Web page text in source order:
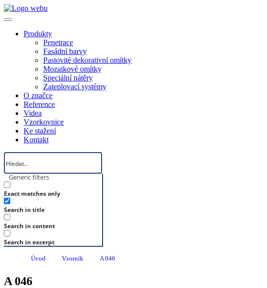
Produkty
Penetrace
Fasádní barvy
Pastovité dekorativní omítky
Mozaikové omítky
Speciální nátěry
Zateplovací systémy
O značce
Reference
Videa
Vzorkovnice
Ke stažení
Kontakt
Generic filters
Exact matches only
Search in title
Search in content
Search in excerpt
Úvod Vzorník A 046
A 046